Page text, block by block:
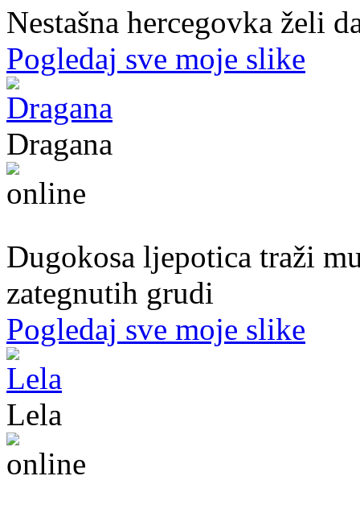
Nestašna hercegovka želi
Pogledaj sve moje slike
Dragana
Dugokosa ljepotica traži
zategnutih grudi
Pogledaj sve moje slike
Lela